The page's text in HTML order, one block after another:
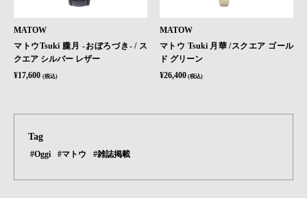
MATOW
マトウTsuki 朧月 -おぼろづき- / ス
クエア シルバー レザー
¥17,600 (税込)
MATOW
マトウ Tsuki 月華 /スクエア ゴール
ド グリーン
¥26,400 (税込)
Tag
#Oggi #マトウ #雑誌掲載